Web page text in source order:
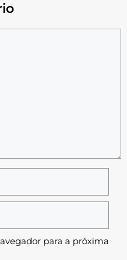
para a próxima